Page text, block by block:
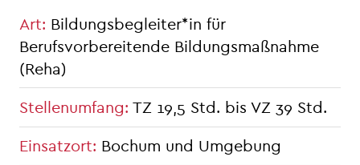
Art: Bildungsbegleiter*in für
Berufsvorbereitende Bildungsmaßnahme
(Reha)
Stellenumfang: TZ 19,5 Std. bis VZ 39 Std.
Einsatzort: Bochum und Umgebung